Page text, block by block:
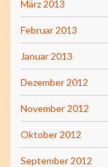
März 2013
Februar 2013
Januar 2013
Dezember 2012
November 2012
Oktober 2012
September 2012